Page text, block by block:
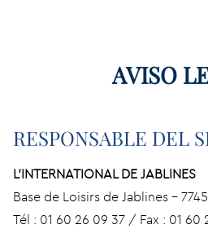
AVISO
RESPONSABLE DEL
L’INTERNATIONAL DE JABLINES
Base de Loisirs de Jablines –
Tél : 01 60 26 09 37 / Fax : 01 60